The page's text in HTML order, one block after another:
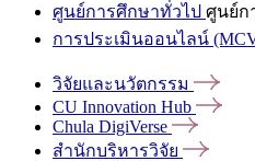
ศูนย์การศึกษาทั่วไป ศูนย์ก
การประเมินออนไลน์
วิจัยและนวัตกรรม
CU Innovation Hub
Chula DigiVerse
สำนักบริหารวิจัย